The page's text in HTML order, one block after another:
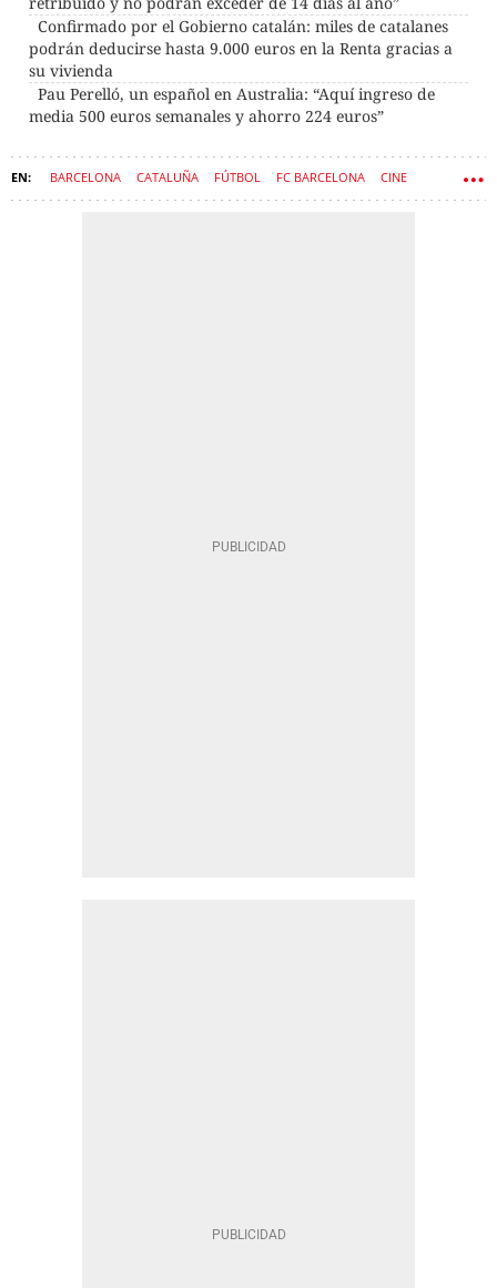
Confirmado por el Gobierno catalán: miles de catalanes
podrán deducirse hasta 9.000 euros en la Renta gracias a
su vivienda
Pau Perelló, un español en Australia: “Aquí ingreso de
media 500 euros semanales y ahorro 224 euros”
BARCELONA CATALUÑA FÚTBOL FC BARCELONA CINE